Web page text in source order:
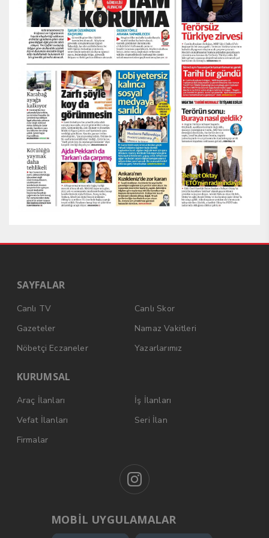
SAYFALAR
Canlı TV
Canlı Skor
Gazeteler
Namaz Vakitleri
Nöbetçi Eczaneler
Yazarlarımız
KURUMSAL
Araç İlanları
İş İlanları
Vefat İlanları
Seri İlan
Firmalar
MOBİL UYGULAMALAR